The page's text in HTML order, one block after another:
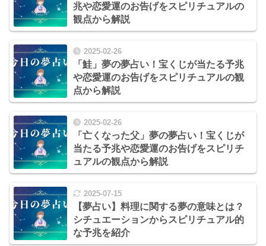
兆や恋愛運のお告げをスピリチュアルの
観点から解説
2025-02-26
「鮭」夢の夢占い！宝くじが当たる予兆
や恋愛運のお告げをスピリチュアルの観
点から解説
2025-02-26
「亡くなった父」夢の夢占い！宝くじが
当たる予兆や恋愛運のお告げをスピリチ
ュアルの観点から解説
2025-07-15
【夢占い】料理に関する夢の意味とは？
シチュエーションからスピリチュアル的
な予兆を紹介